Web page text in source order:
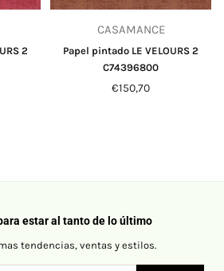
2
CASAMANCE
Papel pintado LE VELOURS 2
C74396800
Precio
€150,70
estar al tanto de lo último
tendencias, ventas y estilos.